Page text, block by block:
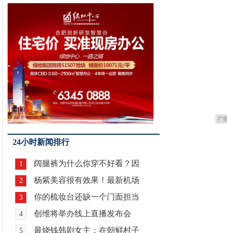
广
24小时新闻排行
1 阔腿裤为什么你穿不好看？因
2 杨紫美容很有效果！最新机场
3 你的梳妆台还缺一个门面担当
4 创维将举办线上直播发布会
5 最烧钱韩剧女主：在朝鲜村子